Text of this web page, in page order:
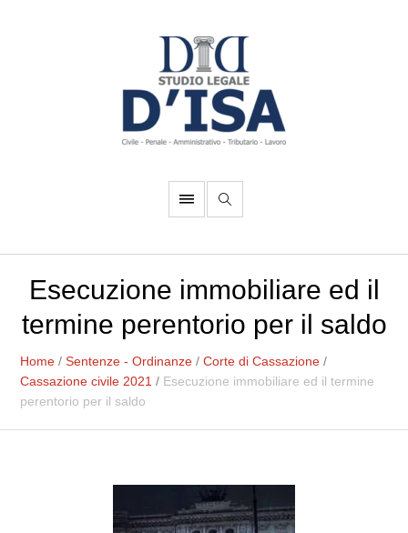
Esecuzione immobiliare ed il
termine perentorio per il saldo
Home /Sentenze - Ordinanze /Corte di Cassazione /
Cassazione civile 2021 / Esecuzione immobiliare ed il termine
perentorio per il saldo